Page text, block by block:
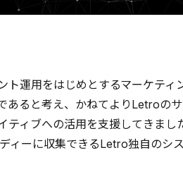
運用をはじめとするマーケティ
ると考え、かねてよりLetroの
ィブへの活用を支援してきまし
ィーに収集できるLetro独自のシ